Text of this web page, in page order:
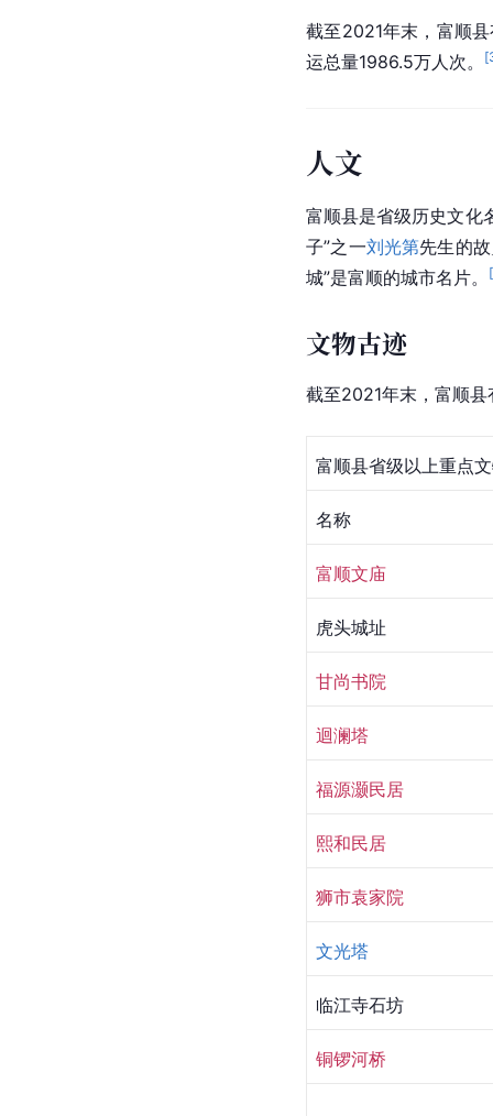
截至2021年末，富顺
运总量1986.5万人次。
[
人文
富顺县是省级历史文化
子”之一刘光第先生的
城”是富顺的城市名片。
[
文物古迹
截至2021年末，富顺
富顺县省级以上重点
名称
富顺文庙
虎头城址
甘尚书院
迴澜塔
福源灏民居
熙和民居
狮市袁家院
文光塔
临江寺石坊
铜锣河桥